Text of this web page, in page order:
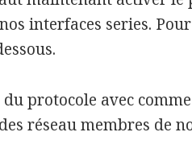
interfaces series.
protocole avec
réseau membres de